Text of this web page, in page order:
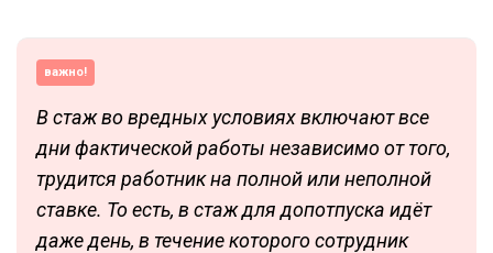
важно!
В стаж во вредных условиях включают все
дни фактической работы независимо от того,
трудится работник на полной или неполной
ставке. То есть, в стаж для допотпуска идёт
даже день, в течение которого сотрудник